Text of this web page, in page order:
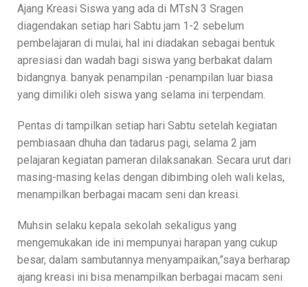
Ajang Kreasi Siswa yang ada di MTsN 3 Sragen
diagendakan setiap hari Sabtu jam 1-2 sebelum
pembelajaran di mulai, hal ini diadakan sebagai bentuk
apresiasi dan wadah bagi siswa yang berbakat dalam
bidangnya. banyak penampilan -penampilan luar biasa
yang dimiliki oleh siswa yang selama ini terpendam.
Pentas di tampilkan setiap hari Sabtu setelah kegiatan
pembiasaan dhuha dan tadarus pagi, selama 2 jam
pelajaran kegiatan pameran dilaksanakan. Secara urut dari
masing-masing kelas dengan dibimbing oleh wali kelas,
menampilkan berbagai macam seni dan kreasi.
Muhsin selaku kepala sekolah sekaligus yang
mengemukakan ide ini mempunyai harapan yang cukup
besar, dalam sambutannya menyampaikan,”saya berharap
ajang kreasi ini bisa menampilkan berbagai macam seni